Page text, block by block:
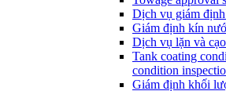
Dịch vụ giám
Giám định kín
Dịch vụ lặn và
Tank coating
condition
Giám định khối